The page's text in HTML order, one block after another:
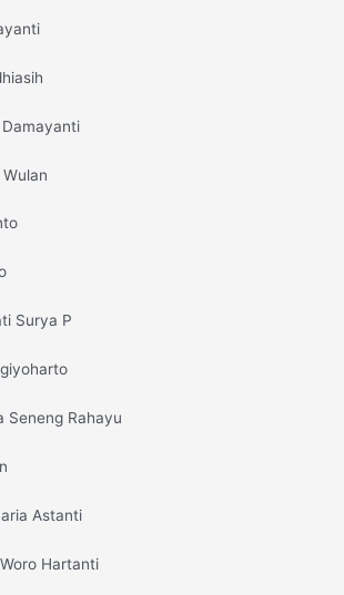
Damayanti
Surya P
Seneng Rahayu
Astanti
Hartanti